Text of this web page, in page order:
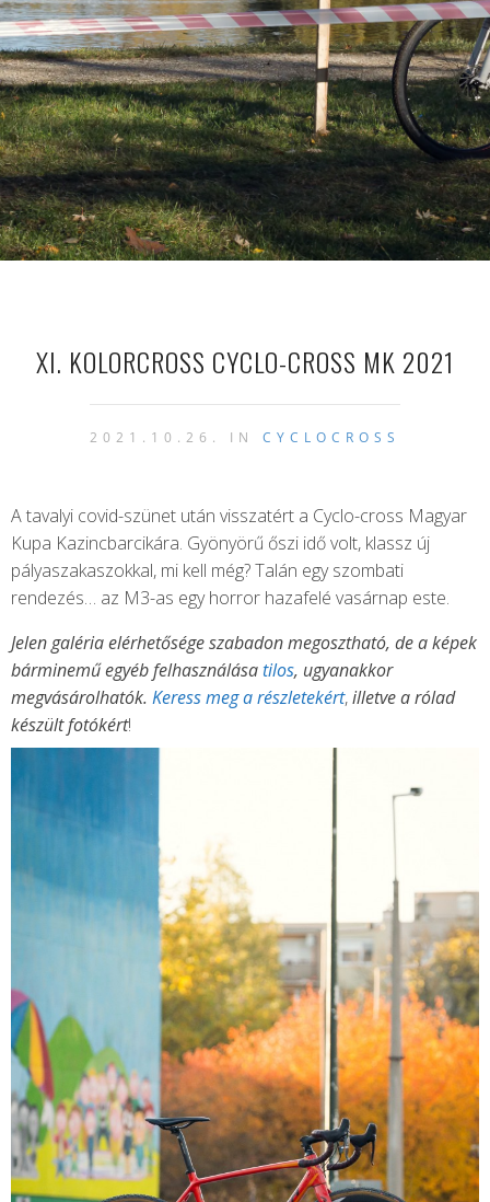
XI. KOLORCROSS CYCLO-CROSS MK 2021
2021.10.26. IN CYCLOCROSS
A tavalyi covid-szünet után visszatért a Cyclo-cross Magyar
Kupa Kazincbarcikára. Gyönyörű őszi idő volt, klassz új
pályaszakaszokkal, mi kell még? Talán egy szombati
rendezés… az M3-as egy horror hazafelé vasárnap este.
Jelen galéria elérhetősége szabadon megosztható, de a képek
bárminemű egyéb felhasználásatilos, ugyanakkor
megvásárolhatók. Keress meg a részletekért,illetve a rólad
készült fotókért!